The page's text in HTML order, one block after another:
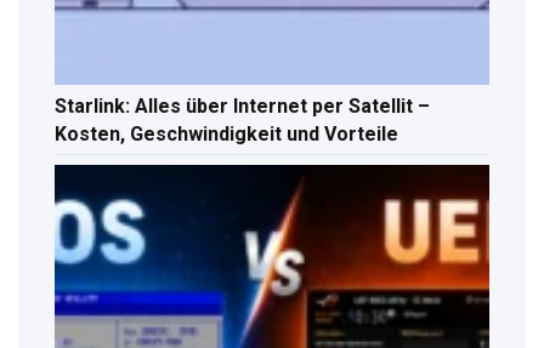
Starlink: Alles über Internet per Satellit –
Kosten, Geschwindigkeit und Vorteile